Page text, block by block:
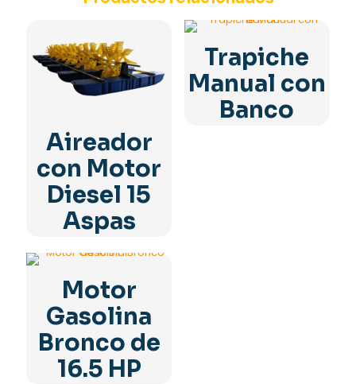
Aireador
con Motor
Diesel 15
Aspas
Trapiche
Manual con
Banco
Motor
Gasolina
Bronco de
16.5 HP